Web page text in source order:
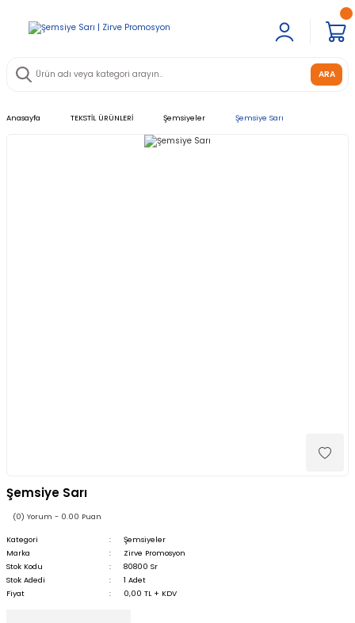
ARA
Anasayfa TEKSTİL ÜRÜNLERİ Şemsiyeler Şemsiye Sarı
Şemsiye Sarı
(0) Yorum - 0.00 Puan
Kategori
Şemsiyeler
Marka
Zirve Promosyon
Stok Kodu
80800 Sr
Stok Adedi
1 Adet
Fiyat
0,00 TL + KDV